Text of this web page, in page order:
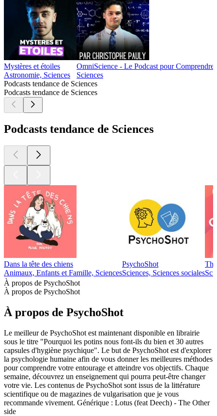
Mystères et étoiles
Astronomie, Sciences
OmniScience - Le Podcast pour Comprendre
Sciences
Podcasts tendance de Sciences
Podcasts tendance de Sciences
Podcasts tendance de Sciences
Dans la tête des chiens
Animaux, Enfants et Famille, Sciences
PsychoShot
Sciences, Sciences sociales
À propos de PsychoShot
À propos de PsychoShot
À propos de PsychoShot
Le meilleur de PsychoShot est maintenant disponible en librairie
sous le titre "Pourquoi les potins nous font-ils du bien et 30 autres
capsules d'hygiène psychique". Le but de PsychoShot est d'explorer
la psychologie humaine afin de vous donner les meilleures méthodes
pour comprendre votre entourage et atteindre vos objectifs. Chaque
semaine, découvrez un enseignement qui pourra peut-être changer
votre vie. Les contenus de PsychoShot sont issus de la littérature
scientifique ou de magazines de vulgarisation que je vous
recommande vivement. Générique : Lotus (feat Deech) - The Other
side